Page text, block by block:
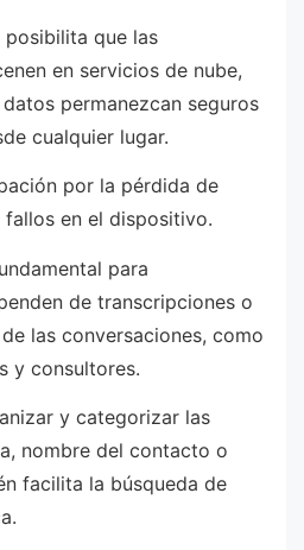
que las
en servicios de nube,
permanezcan seguros
cualquier lugar.
por la pérdida de
en el dispositivo.
para
de transcripciones o
las conversaciones, como
y consultores.
y categorizar las
nombre del contacto o
facilita la búsqueda de